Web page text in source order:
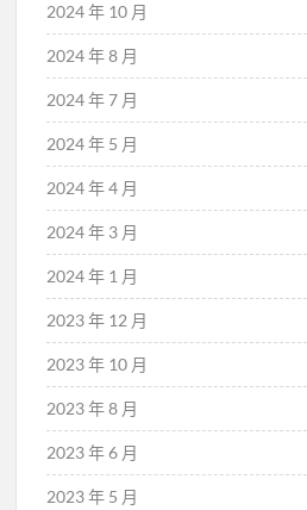
2024 年 10 月
2024 年 8 月
2024 年 7 月
2024 年 5 月
2024 年 4 月
2024 年 3 月
2024 年 1 月
2023 年 12 月
2023 年 10 月
2023 年 8 月
2023 年 6 月
2023 年 5 月